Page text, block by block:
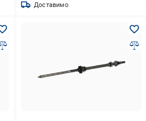
Доставимо